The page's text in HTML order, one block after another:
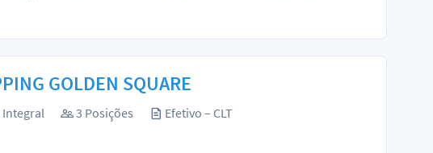
GOLDEN SQUARE
3 Posições
Efetivo – CLT